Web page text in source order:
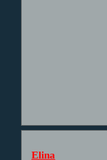
Elina